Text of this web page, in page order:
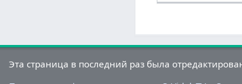
Эта страница в последний раз была